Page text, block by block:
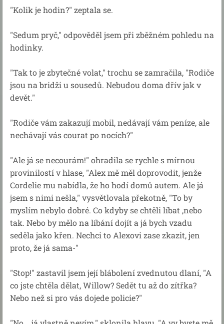
"Kolik je hodin?" zeptala se.
"Sedum pryč," odpověděl jsem při zběžném pohledu na
hodinky.
"Tak to je zbytečné volat," trochu se zamračila, "Rodiče
jsou na bridži u sousedů. Nebudou doma dřív jak v
devět."
"Rodiče vám zakazují mobil, nedávají vám peníze, ale
nechávají vás courat po nocích?"
"Ale já se necourám!" ohradila se rychle s mírnou
provinilostí v hlase, "Alex mě měl doprovodit, jenže
Cordelie mu nabídla, že ho hodí domů autem. Ale já
jsem s nimi nešla," vysvětlovala překotně, "To by
myslím nebylo dobré. Co kdyby se chtěli líbat ,nebo
tak. Nebo by mělo na líbání dojít a já bych vzadu
seděla jako křen. Nechci to Alexovi zase zkazit, jen
proto, že já sama-"
"Stop!" zastavil jsem její blábolení zvednutou dlaní, "A
co jste chtěla dělat, Willow? Sedět tu až do zítřka?
Nebo než si pro vás dojede policie?"